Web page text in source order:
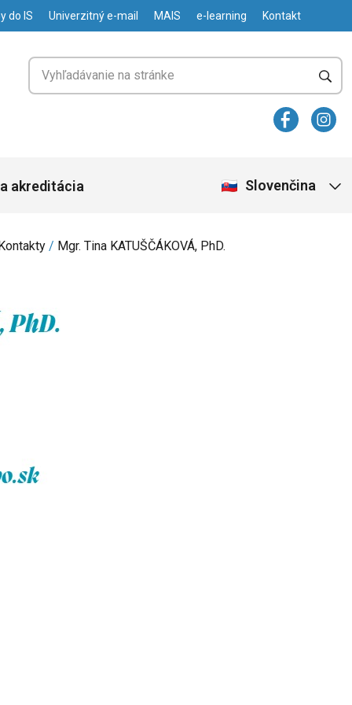
do IS Univerzitný e-mail MAIS e-learning Kontakt
akreditácia Slovenčina
Mgr. Tina KATUŠČÁKOVÁ, PhD.